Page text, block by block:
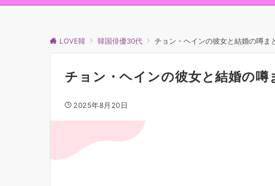
LOVE韓 韓国俳優30代 チョン・ヘインの彼女と結婚の噂ま
チョン・ヘインの彼女と結婚の噂
2025年8月20日